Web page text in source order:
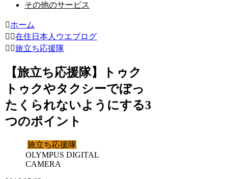
その他のサービス
ホーム
在住日本人ウエブログ
旅立ち応援隊
【旅立ち応援隊】トゥク
トゥクやタクシーでぼっ
たくられないようにする3
つのポイント
旅立ち応援隊
OLYMPUS DIGITAL
CAMERA